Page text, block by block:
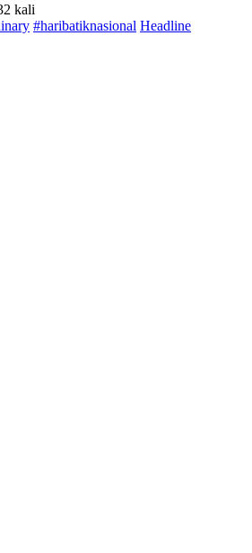
kali
#haribatiknasional Headline